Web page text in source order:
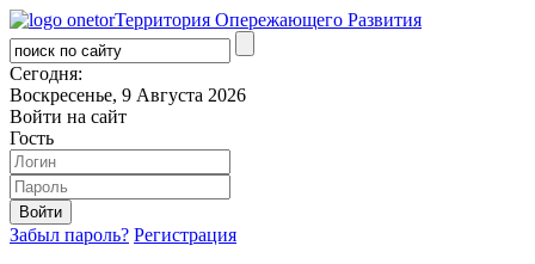
Территория Опережающего Развития
Сегодня:
Воскресенье, 9 Августа 2026
Войти на сайт
Гость
Забыл пароль? Регистрация